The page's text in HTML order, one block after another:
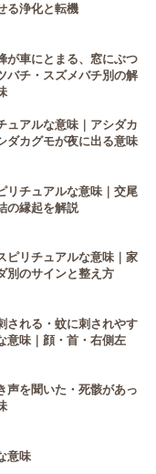
る浄化と転機
が車にとまる、窓にぶつ
バチ・スズメバチ別の解
ュアルな意味｜アシダカ
ダカグモが夜に出る意味
リチュアルな意味｜交尾
の縁起を解説
ピリチュアルな意味｜家
別のサインと整え方
される・蚊に刺されやす
意味｜顔・首・右側左
声を聞いた・死骸があっ
意味